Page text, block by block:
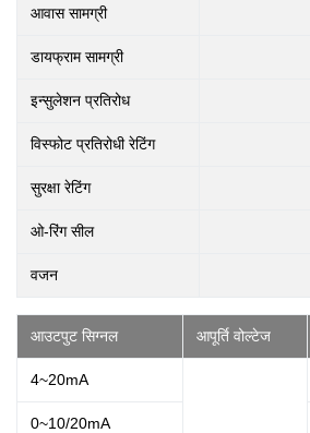
आवास सामग्री
डायफ्राम सामग्री
इन्सुलेशन प्रतिरोध
विस्फोट प्रतिरोधी रेटिंग
सुरक्षा रेटिंग
ओ-रिंग सील
वजन
आउटपुट सिग्नल आपूर्ति वोल्टेज
4~20mA
0~10/20mA